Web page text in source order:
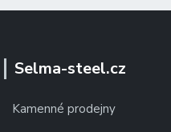
Selma-steel.cz
Kamenné prodejny